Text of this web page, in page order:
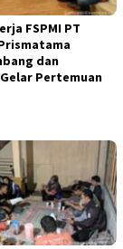
FSPMI PT
dan
Pertemuan